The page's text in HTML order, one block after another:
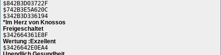
$842B3D03722F
$742B3E5A620C
$342B3D336194
*Im Herz von Knossos
Freigeschaltet
$342664361E8F
Wertung :Exzellent
$3426642E0EA4